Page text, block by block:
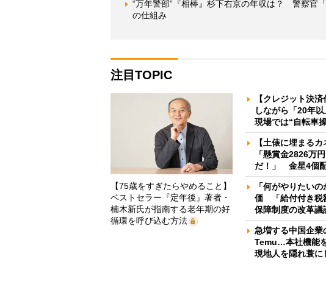
“万年警部”『相棒』杉下右京の年収は？ 警察官
の仕組み
注目TOPIC
【75歳をすぎたらやめること】
ベストセラー『定年後』著者・
楠木新氏が指南する老年期の好
循環を呼び込む方法
【クレジット決
しながら「20年
現場では“自転車
【土俵に埋まる
「懸賞金2826万
だ！」 金星4個
「何がやりたい
価 「給付付き税
保障制度の改革議
急増する中国企
Temu…本社機能
現地人を隠れ蓑に